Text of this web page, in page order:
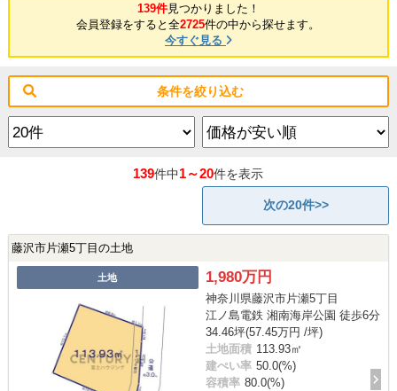
139件見つかりました！
会員登録をすると全2725件の中から探せます。
今すぐ見る
条件を絞り込む
139件中1～20件を表示
次の20件>>
藤沢市片瀬5丁目の土地
土地 1,980万円
神奈川県藤沢市片瀬5丁目
江ノ島電鉄 湘南海岸公園 徒歩6分
34.46坪(57.45万円 /坪)
土地面積 113.93㎡
建ぺい率 50.0(%)
容積率 80.0(%)